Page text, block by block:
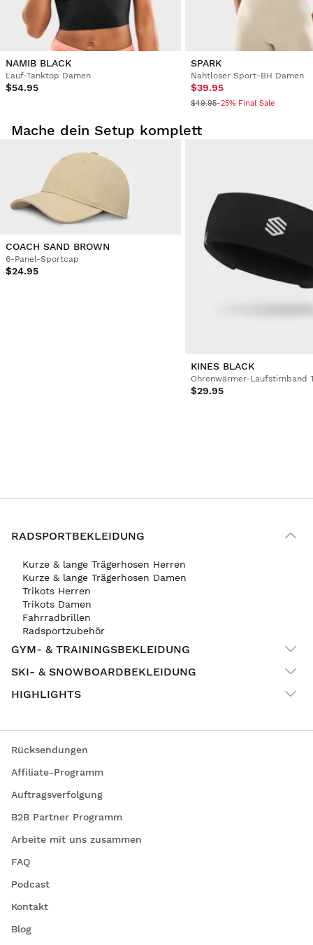
Sports Bra Siroko Crunch Blue L
Wunderschöne Farbe! Fantastische und komfortable
Unterstützung! Sehr zufrieden mit dem Kauf, ich werde auf
jeden Fall andere kaufen
War diese Bewertung hilfreich? Teilen vor 3 Jahren
1 2
NAMIB BLACK
Lauf-Tanktop Damen
$54.95
SPARK
Nahtloser Sport-BH Damen
$39.95
$49.95-25% Final Sale
Mache dein Setup komplett
COACH SAND BROWN
6-Panel-Sportcap
$24.95
KINES BLACK
Ohrenwärmer-Laufstirnband
$29.95
RADSPORTBEKLEIDUNG
Kurze & lange Trägerhosen Herren
Kurze & lange Trägerhosen Damen
Trikots Herren
Trikots Damen
Fahrradbrillen
Radsportzubehör
GYM- & TRAININGSBEKLEIDUNG
SKI- & SNOWBOARDBEKLEIDUNG
HIGHLIGHTS
Rücksendungen
Affiliate-Programm
Auftragsverfolgung
B2B Partner Programm
Arbeite mit uns zusammen
FAQ
Podcast
Kontakt
Blog